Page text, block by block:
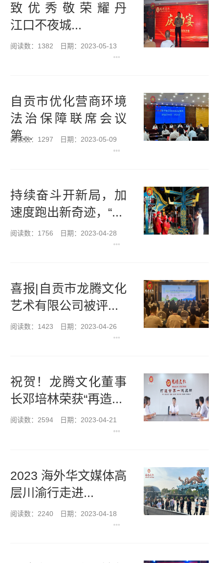
致 优 秀 敬 荣 耀 丹
江口不夜城...
阅读数：1382 日期：2023-05-13
自贡市优化营商环境
法治保障联席会议
第...
阅读数：1297 日期：2023-05-09
持续奋斗开新局，加
速度跑出新奇迹，“...
阅读数：1756 日期：2023-04-28
喜报|自贡市龙腾文化
艺术有限公司被评...
阅读数：1423 日期：2023-04-26
祝贺！龙腾文化董事
长邓培林荣获“再造...
阅读数：2594 日期：2023-04-21
2023 海外华文媒体高
层川渝行走进...
阅读数：2240 日期：2023-04-18